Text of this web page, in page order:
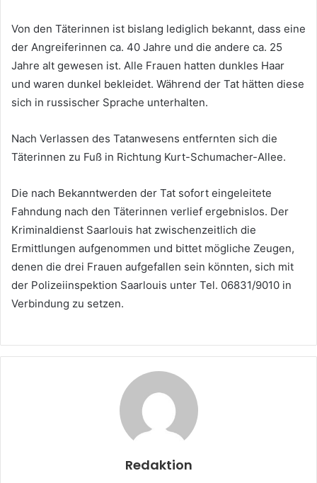
Von den Täterinnen ist bislang lediglich bekannt, dass eine
der Angreiferinnen ca. 40 Jahre und die andere ca. 25
Jahre alt gewesen ist. Alle Frauen hatten dunkles Haar
und waren dunkel bekleidet. Während der Tat hätten diese
sich in russischer Sprache unterhalten.
Nach Verlassen des Tatanwesens entfernten sich die
Täterinnen zu Fuß in Richtung Kurt-Schumacher-Allee.
Die nach Bekanntwerden der Tat sofort eingeleitete
Fahndung nach den Täterinnen verlief ergebnislos. Der
Kriminaldienst Saarlouis hat zwischenzeitlich die
Ermittlungen aufgenommen und bittet mögliche Zeugen,
denen die drei Frauen aufgefallen sein könnten, sich mit
der Polizeiinspektion Saarlouis unter Tel. 06831/9010 in
Verbindung zu setzen.
Redaktion